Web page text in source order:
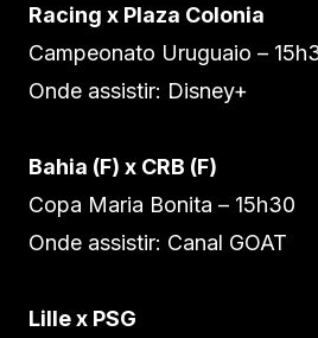
Racing x Plaza Colonia
Campeonato Uruguaio –
Onde assistir: Disney+
Bahia (F) x CRB (F)
Copa Maria Bonita – 15h30
Onde assistir: Canal GOAT
Lille x PSG